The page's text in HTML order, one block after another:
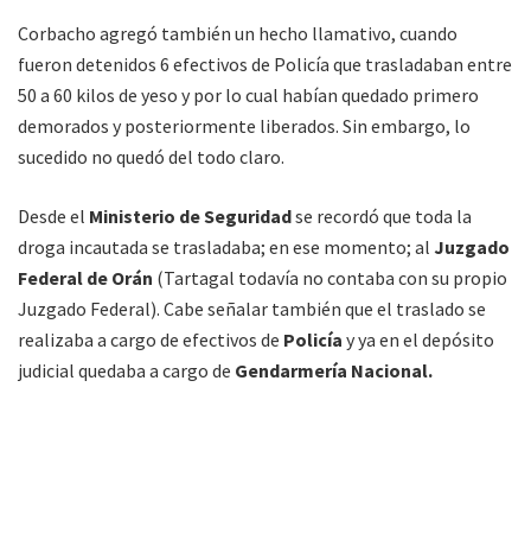
Corbacho agregó también un hecho llamativo, cuando
fueron detenidos 6 efectivos de Policía que trasladaban entre
50 a 60 kilos de yeso y por lo cual habían quedado primero
demorados y posteriormente liberados. Sin embargo, lo
sucedido no quedó del todo claro.
Desde el Ministerio de Seguridadse recordó que toda la
droga incautada se trasladaba; en ese momento; al Juzgado
Federal de Orán (Tartagal todavía no contaba con su propio
Juzgado Federal). Cabe señalar también que el traslado se
realizaba a cargo de efectivos de Policía y ya en el depósito
judicial quedaba a cargo de Gendarmería Nacional.